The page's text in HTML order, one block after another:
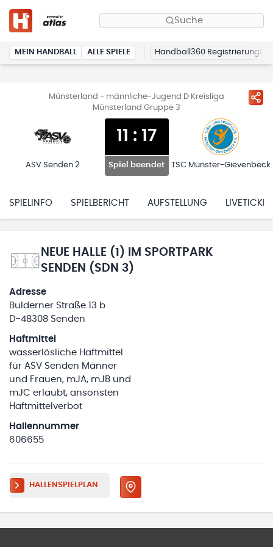
Suche
MEIN HANDBALL ALLE SPIELE Handball360 Registrierung
Münsterland - männliche-Jugend D Kreisliga
Münsterland Gruppe 3
ASV Senden 2
11 : 17
Spiel beendet TSC Münster-Gievenbeck
SPIELINFO SPIELBERICHT AUFSTELLUNG LIVETICKER
NEUE HALLE (1) IM SPORTPARK
SENDEN (SDN 3)
Adresse
Bulderner Straße 13 b
D-48308 Senden
Haftmittel
wasserlösliche Haftmittel
für ASV Senden Männer
und Frauen, mJA, mJB und
mJC erlaubt, ansonsten
Haftmittelverbot
Hallennummer
606655
HALLENSPIELPLAN